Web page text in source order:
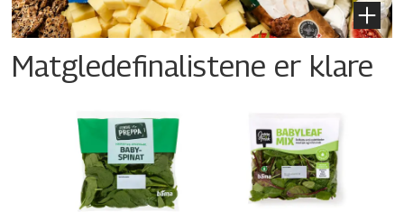
Matgledefinalistene er klare